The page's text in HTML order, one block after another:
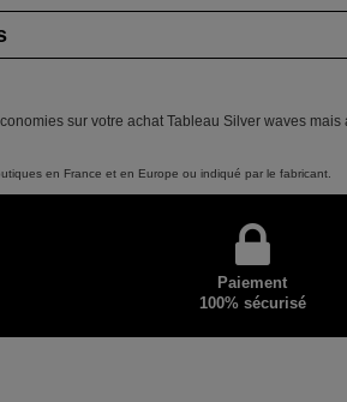
sur votre achat Tableau Silver waves
en France et en Europe ou indiqué par le fabricant.
Paiement
100% sécurisé